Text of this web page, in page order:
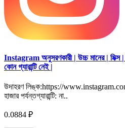
Instagram অনুসরণকারী | উচ্চ মানের |
কোন গ্যারান্টি নেই |
উদাহরণ লিঙ্ক:https://
হাজার পর্যন্তগ্যারান্টি: না..
0.0884 ₽